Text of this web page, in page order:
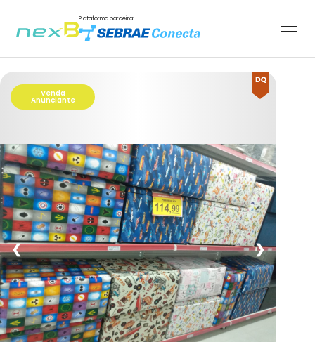
Plataforma parceira:
Venda
Anunciante
❮ ❯